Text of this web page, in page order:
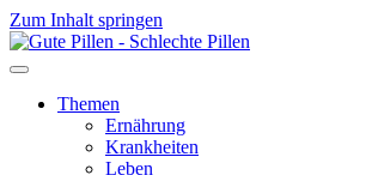
Zum Inhalt springen
Themen
Ernährung
Krankheiten
Leben